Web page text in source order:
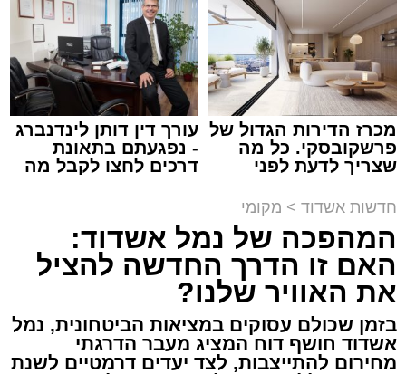
מתחם חנייה בחוף אשדוד. צילום: עופר אשטוקר
עופר אשטוקר / 14:54 06.08.26
תגים: חנייה חינם בחופי אשדוד
גם אם אשדוד אינה נמצאת בשלב הראשון של
רפורמת אזורי החנייה, השינויים הצפויים עשויים
להשפיע באופן ישיר על אחת ההטבות המוכרות
ביותר לתושבי העיר - החנייה ללא תשלום בחופי
הים.
על פי המתווה שפורסם, רשויות שמעניקות כיום
מכרז הדירות הגדול של
פרשקובסקי. כל מה
שצריך לדעת לפני
באשדוד
עורך דין דותן לינדנברג
- נפגעתם בתאונת
דרכים לחצו לקבל מה
חדשות אשדוד > מקומי
המהפכה של נמל אשדוד:
האם זו הדרך החדשה להציל
את האוויר שלנו?
בזמן שכולם עסוקים במציאות הביטחונית, נמל
אשדוד חושף דוח המציג מעבר הדרגתי
מחירום להתייצבות, לצד יעדים דרמטיים לשנת